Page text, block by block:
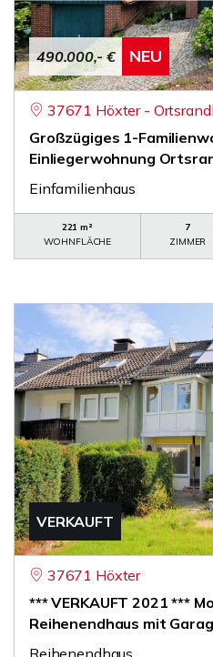
490.000,- € NEU
37671 Höxter -
Großzügiges 1-
Einliegerwohnung
Einfamilienhaus
221 m²
WOHNFLÄCHE
7
ZIMMER
VERKAUFT
37671 Höxter
*** VERKAUFT 2021 ***
Reihenendhaus mit